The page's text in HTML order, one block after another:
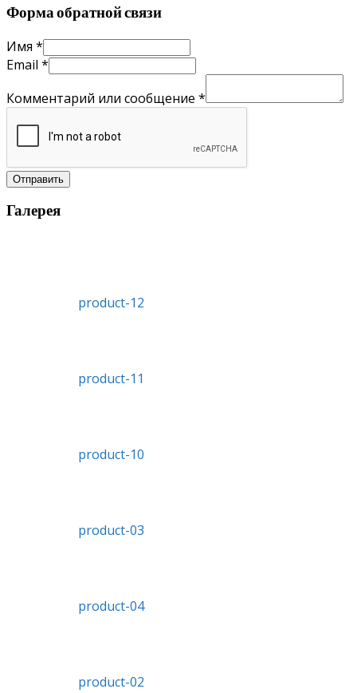
Форма обратной связи
Имя *
Email *
Комментарий или сообщение *
Отправить
Галерея
product-12
product-11
product-10
product-03
product-04
product-02